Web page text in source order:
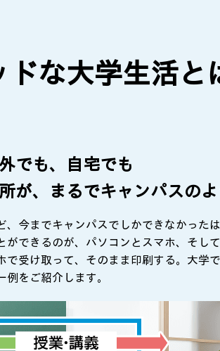
な大学生活と
外でも、自宅でも
が、まるでキャンパスの
今までキャンパスでしかできなかった
できるのが、パソコンとスマホ、そし
受け取って、そのまま印刷する。大学
をご紹介します。